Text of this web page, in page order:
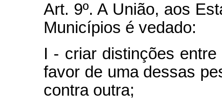
Art. 9º. A União, aos
Municípios é vedado:
I - criar distinções
favor de uma dessas
contra outra;